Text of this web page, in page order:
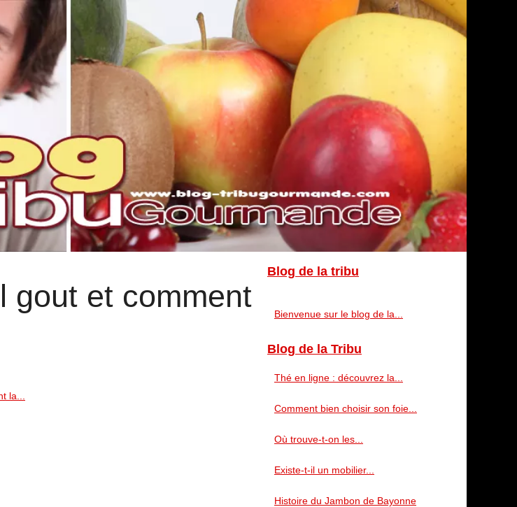
gout et comment
la...
Blog de la tribu
Bienvenue sur le blog de la...
Blog de la Tribu
Thé en ligne : découvrez la...
Comment bien choisir son foie...
Où trouve-t-on les...
Existe-t-il un mobilier...
Histoire du Jambon de Bayonne